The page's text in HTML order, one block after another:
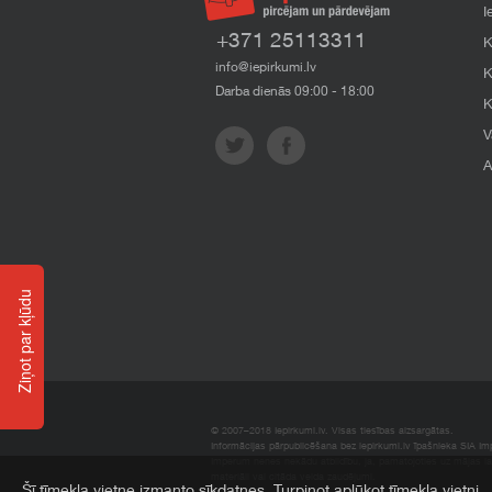
+371 25113311
info@iepirkumi.lv
Darba dienās 09:00 - 18:00
© 2007–2018 Iepirkumi.lv. Visas tiesības aizsargātas.
Informācijas pārpublicēšana bez iepirkumi.lv īpašnieka SIA
Ziņot par kļūdu